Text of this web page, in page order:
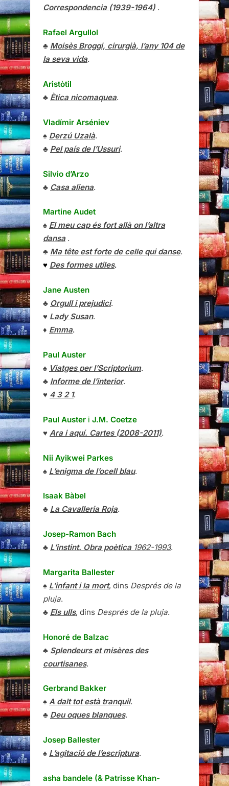
Correspondencia (1939-1964) .
Rafael Argullol
♣ Moisès Broggi, cirurgià, l’any 104 de
la seva vida.
Aristòtil
♣ Ètica nicomaquea.
Vladímir Arséniev
♠ Derzú Uzalà.
♣ Pel país de l’Ussuri.
Silvio d’Arzo
♣ Casa aliena.
Martine Audet
♠ El meu cap és fort allà on l’altra
dansa.
♣ Ma tête est forte de celle qui danse.
♥ Des formes utiles.
Jane Austen
♣ Orgull i prejudici.
♥ Lady Susan.
♦ Emma.
Paul Auster
♠ Viatges per l’Scriptorium.
♣ Informe de l’interior.
♥ 4 3 2 1.
Paul Auster i J.M. Coetze
♥ Ara i aquí. Cartes (2008-2011).
Nii Ayikwei Parkes
♠ L’enigma de l’ocell blau.
Isaak Bàbel
♣ La Cavalleria Roja.
Josep-Ramon Bach
♣ L’instint. Obra poètica1962-1993.
Margarita Ballester
♠ L’infant i la mort, dins Després de la
pluja.
♣ Els ulls, dins Després de la pluja.
Honoré de Balzac
♣ Splendeurs et misères des
courtisanes.
Gerbrand Bakker
♠ A dalt tot està tranquil.
♣ Deu oques blanques.
Josep Ballester
♠ L’agitació de l’escriptura.
asha bandele (& Patrisse Khan-